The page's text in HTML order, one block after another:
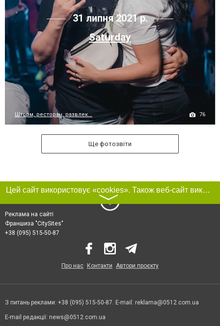
31 липня 2021 р.
Saturday
Шторм, ресторан, развлек... 76
Ще фотозвіти
Цей сайт використовує «cookies». Також веб-сайт використовує інтернет-сервіс для збору технічних даних стосовно відвідувачів з метою отримання маркетингової та статистичної інформації. Умови обробки даних відвідувачів сайту див.
〉
Реклама на сайті
Франшиза "CitySites"
+38 (095) 515-50-87
Про нас Контакти Автори проєкту
З питань реклами: +38 (095) 515-50-87. E-mail: reklama@0512.com.ua
E-mail редакції: news@0512.com.ua